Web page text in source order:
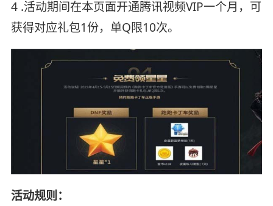
4 .活动期间在本页面开通腾讯视频VIP一个月，可
获得对应礼包1份，单Q限10次。
活动规则：